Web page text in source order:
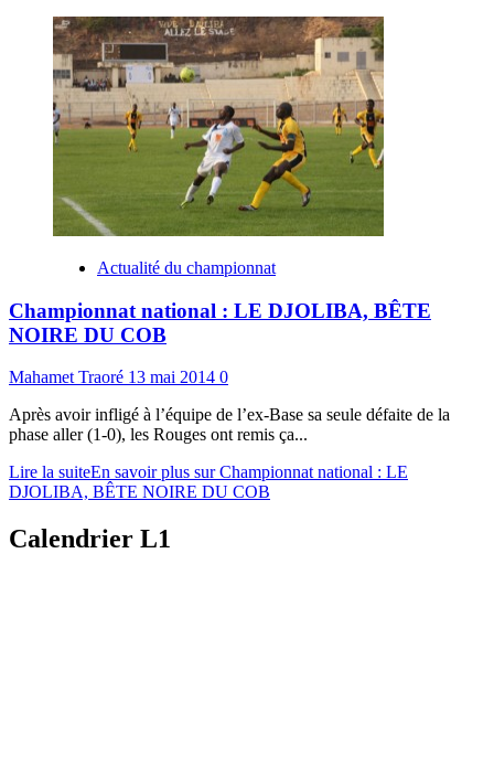
Actualité du championnat
Championnat national : LE DJOLIBA, BÊTE
NOIRE DU COB
Mahamet Traoré 13 mai 2014 0
Après avoir infligé à l’équipe de l’ex-Base sa seule défaite de la
phase aller (1-0), les Rouges ont remis ça...
Lire la suiteEn savoir plus sur Championnat national : LE
DJOLIBA, BÊTE NOIRE DU COB
Calendrier L1